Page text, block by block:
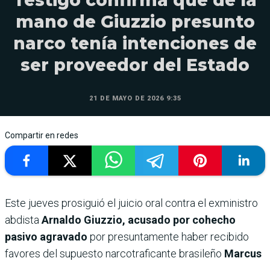
mano de Giuzzio presunto
narco tenía intenciones de
ser proveedor del Estado
21 DE MAYO DE 2026 9:35
Compartir en redes
Este jueves prosiguió el juicio oral contra el exministro
abdista Arnaldo Giuzzio, acusado por cohecho
pasivo agravado por presuntamente haber recibido
favores del supuesto narcotraficante brasileño Marcus